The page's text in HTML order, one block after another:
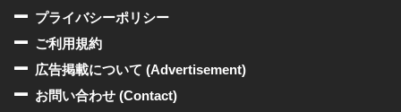
プライバシーポリシー
ご利用規約
広告掲載について (Advertisement)
お問い合わせ (Contact)